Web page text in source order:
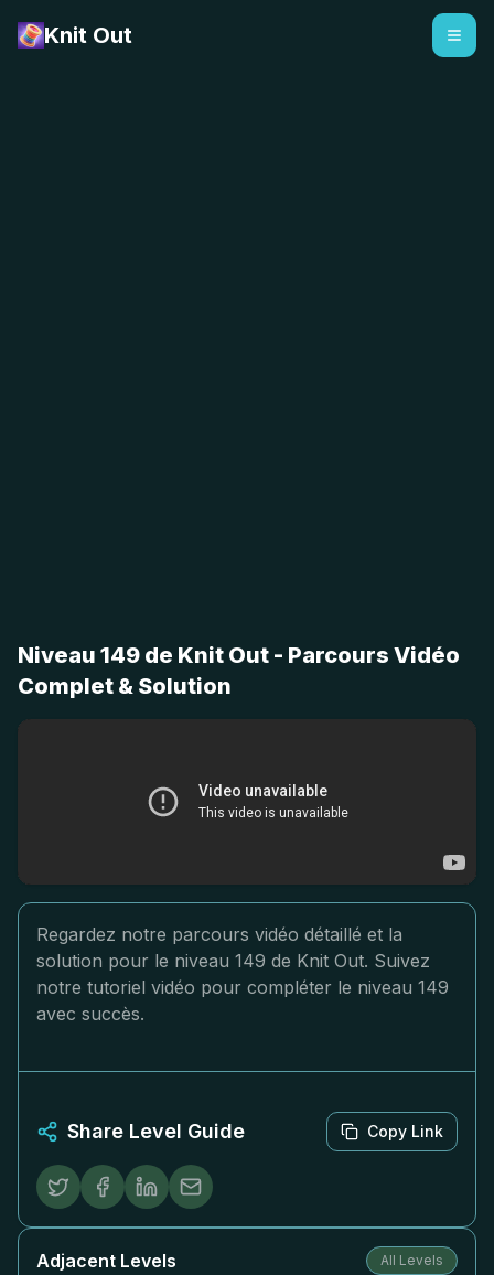
Knit Out
Niveau 149 de Knit Out - Parcours Vidéo
Complet & Solution
Regardez notre parcours vidéo détaillé et la
solution pour le niveau 149 de Knit Out. Suivez
notre tutoriel vidéo pour compléter le niveau 149
avec succès.
Share Level Guide Copy Link
Adjacent Levels All Levels